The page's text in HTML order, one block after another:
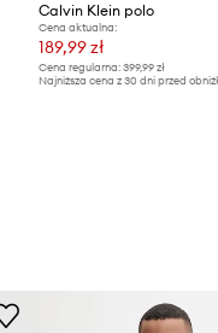
Calvin Klein polo
Cena aktualna:
189,99 zł
Cena regularna: 399,99 zł
Najniższa cena z 30 dni przed